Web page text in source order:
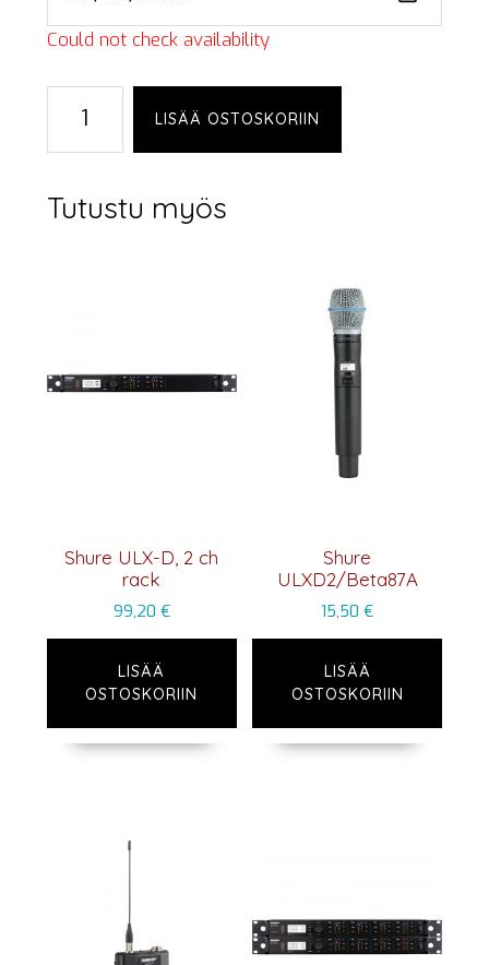
Could not check availability
ULXD2/V7
määrä
LISÄÄ OSTOSKORIIN
Tutustu myös
Shure ULX-D, 2 ch
rack
99,20 €
LISÄÄ
OSTOSKORIIN
Shure
ULXD2/Beta87A
15,50€
LISÄÄ
OSTOSKORIIN